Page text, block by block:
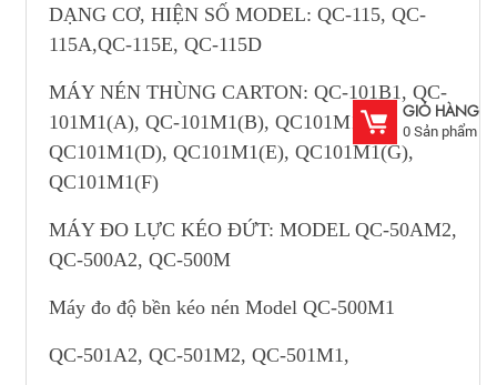
GIỎ HÀNG
0Sản phẩm
DẠNG CƠ, HIỆN SỐ MODEL: QC-115, QC-
115A,QC-115E, QC-115D
MÁY NÉN THÙNG CARTON: QC-101B1, QC-
101M1(A), QC-101M1(B), QC101M1(C),
QC101M1(D), QC101M1(E), QC101M1(G),
QC101M1(F)
MÁY ĐO LỰC KÉO ĐỨT: MODEL QC-50AM2,
QC-500A2, QC-500M
Máy đo độ bền kéo nén Model QC-500M1
QC-501A2, QC-501M2, QC-501M1,